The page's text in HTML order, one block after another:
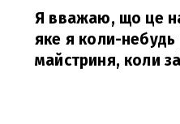
Я вважаю, що це
яке я коли-
майстриня, коли